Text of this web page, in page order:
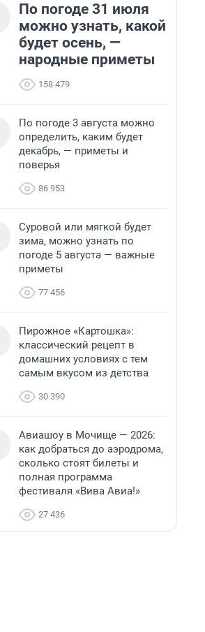
По погоде 31 июля
можно узнать, какой
будет осень, —
народные приметы
158 479
По погоде 3 августа можно
определить, каким будет
декабрь, — приметы и
поверья
86 953
Суровой или мягкой будет
зима, можно узнать по
погоде 5 августа — важные
приметы
77 456
Пирожное «Картошка»:
классический рецепт в
домашних условиях с тем
самым вкусом из детства
30 390
Авиашоу в Мочище — 2026:
как добраться до аэродрома,
сколько стоят билеты и
полная программа
фестиваля «Вива Авиа!»
27 436